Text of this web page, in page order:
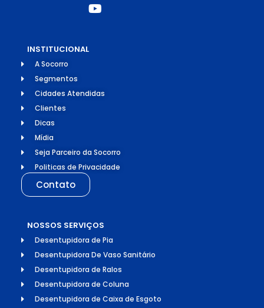
INSTITUCIONAL
A Socorro
Segmentos
Cidades Atendidas
Clientes
Dicas
Mídia
Seja Parceiro da Socorro
Politicas de Privacidade
Contato
NOSSOS SERVIÇOS
Desentupidora de Pia
Desentupidora De Vaso Sanitário
Desentupidora de Ralos
Desentupidora de Coluna
Desentupidora de Caixa de Esgoto